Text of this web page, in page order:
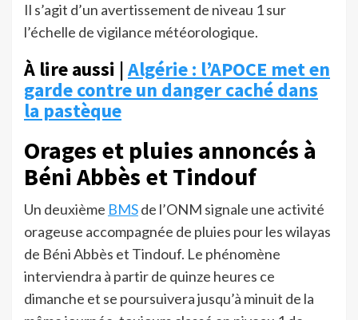
Il s’agit d’un avertissement de niveau 1 sur
l’échelle de vigilance météorologique.
À lire aussi |Algérie : l’APOCE met en
garde contre un danger caché dans
la pastèque
Orages et pluies annoncés à
Béni Abbès et Tindouf
Un deuxième BMSde l’ONM signale une activité
orageuse accompagnée de pluies pour les wilayas
de Béni Abbès et Tindouf. Le phénomène
interviendra à partir de quinze heures ce
dimanche et se poursuivera jusqu’à minuit de la